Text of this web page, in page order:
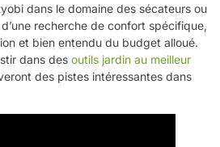
dans le domaine des sécateurs ou
recherche de confort spécifique,
et bien entendu du budget alloué.
dans des outils jardin au meilleur
des pistes intéressantes dans